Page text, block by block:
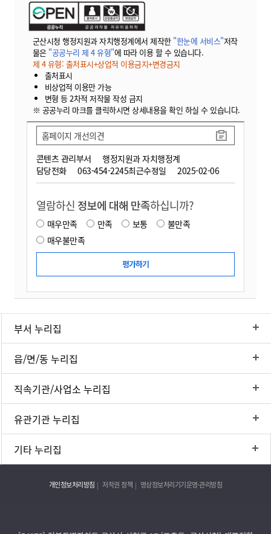
군산시청 행정지원과 자치행정계에서 제작한 "한눈에 서비스"저작
물은 "공공누리 제 4 유형"에 따라 이용 할 수 있습니다.
제 4 유형: 출처표시+상업적 이용금지+변경금지
출처표시
비상업적 이용만 가능
변형 등 2차적 저작물 작성 금지
※ 공공누리 마크를 클릭하시면 상세내용을 확인 하실 수 있습니다.
콘텐츠 관리부서
행정지원과 자치행정계
담당전화
063-454-2245최근수정일 2025-02-06
홈페이지 개선의견
열람하신 정보에 대해 만족하십니까?
매우만족 만족 보통
불만족
매우불만족
부서 누리집
읍/면/동 누리집
직속기관/사업소 누리집
유관기관 누리집
기타 누리집
개인정보처리방침 저작권 정책 영상정보처리기기운영·관리방침